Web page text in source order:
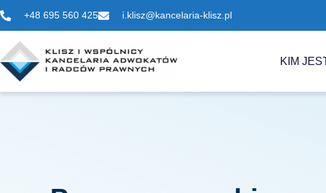
+48 695 560 425 i.klisz@kancelaria-klisz.pl
KIM